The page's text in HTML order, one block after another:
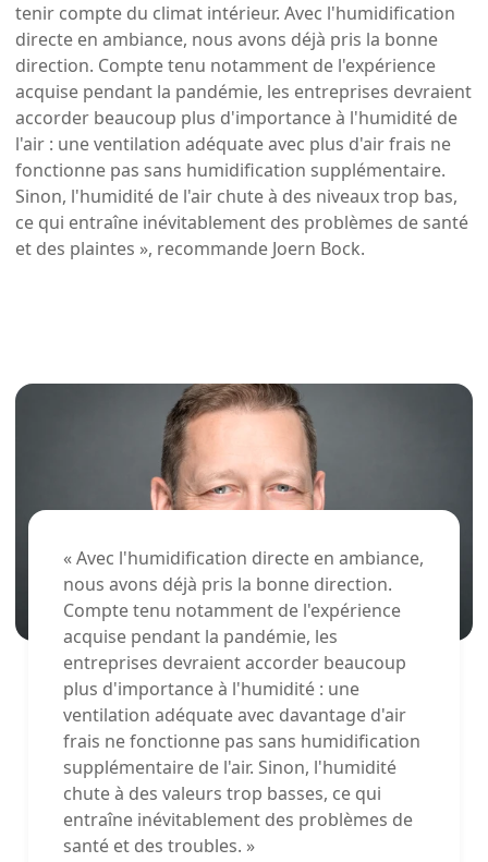
tenir compte du climat intérieur. Avec l'humidification
directe en ambiance, nous avons déjà pris la bonne
direction. Compte tenu notamment de l'expérience
acquise pendant la pandémie, les entreprises devraient
accorder beaucoup plus d'importance à l'humidité de
l'air : une ventilation adéquate avec plus d'air frais ne
fonctionne pas sans humidification supplémentaire.
Sinon, l'humidité de l'air chute à des niveaux trop bas,
ce qui entraîne inévitablement des problèmes de santé
et des plaintes », recommande Joern Bock.
« Avec l'humidification directe en ambiance,
nous avons déjà pris la bonne direction.
Compte tenu notamment de l'expérience
acquise pendant la pandémie, les
entreprises devraient accorder beaucoup
plus d'importance à l'humidité : une
ventilation adéquate avec davantage d'air
frais ne fonctionne pas sans humidification
supplémentaire de l'air. Sinon, l'humidité
chute à des valeurs trop basses, ce qui
entraîne inévitablement des problèmes de
santé et des troubles. »